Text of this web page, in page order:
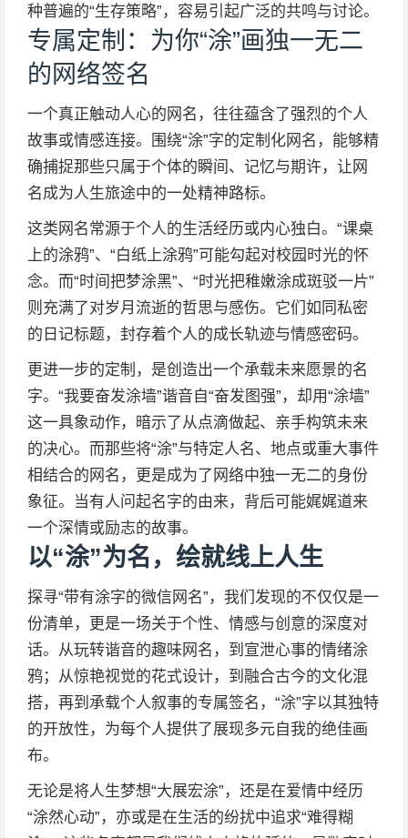
种普遍的“生存策略”，容易引起广泛的共鸣与讨论。
专属定制：为你“涂”画独一无二
的网络签名
一个真正触动人心的网名，往往蕴含了强烈的个人
故事或情感连接。围绕“涂”字的定制化网名，能够精
确捕捉那些只属于个体的瞬间、记忆与期许，让网
名成为人生旅途中的一处精神路标。
这类网名常源于个人的生活经历或内心独白。“课桌
上的涂鸦”、“白纸上涂鸦”可能勾起对校园时光的怀
念。而“时间把梦涂黑”、“时光把稚嫩涂成斑驳一片”
则充满了对岁月流逝的哲思与感伤。它们如同私密
的日记标题，封存着个人的成长轨迹与情感密码。
更进一步的定制，是创造出一个承载未来愿景的名
字。“我要奋发涂墙”谐音自“奋发图强”，却用“涂墙”
这一具象动作，暗示了从点滴做起、亲手构筑未来
的决心。而那些将“涂”与特定人名、地点或重大事件
相结合的网名，更是成为了网络中独一无二的身份
象征。当有人问起名字的由来，背后可能娓娓道来
一个深情或励志的故事。
以“涂”为名，绘就线上人生
探寻“带有涂字的微信网名”，我们发现的不仅仅是一
份清单，更是一场关于个性、情感与创意的深度对
话。从玩转谐音的趣味网名，到宣泄心事的情绪涂
鸦；从惊艳视觉的花式设计，到融合古今的文化混
搭，再到承载个人叙事的专属签名，“涂”字以其独特
的开放性，为每个人提供了展现多元自我的绝佳画
布。
无论是将人生梦想“大展宏涂”，还是在爱情中经历
“涂然心动”，亦或是在生活的纷扰中追求“难得糊